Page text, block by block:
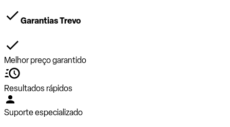
Garantias Trevo
Melhor preço garantido
Resultados rápidos
Suporte especializado